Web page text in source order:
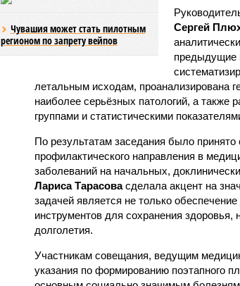
Чувашия может стать пилотным
регионом по запрету вейпов
Сергей
предыдущие
летальным исходам, проанализирована
наиболее серьёзных патологий, а также
группами и статистическими
По результатам заседания было
профилактического направления в
заболеваний на начальных,
Лариса Тарасовасделала акцент на
задачей является не только
инструментов для сохранения здоровья,
долголетия.
Участникам совещания, ведущим
указания по формированию поэтапного